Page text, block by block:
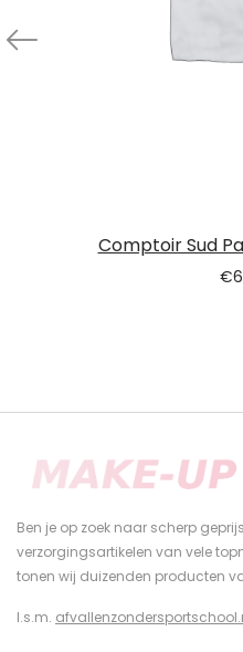
Comptoir Sud
€
Ben je op zoek naar scherp
verzorgingsartikelen van vele
tonen wij duizenden producten
I.s.m.